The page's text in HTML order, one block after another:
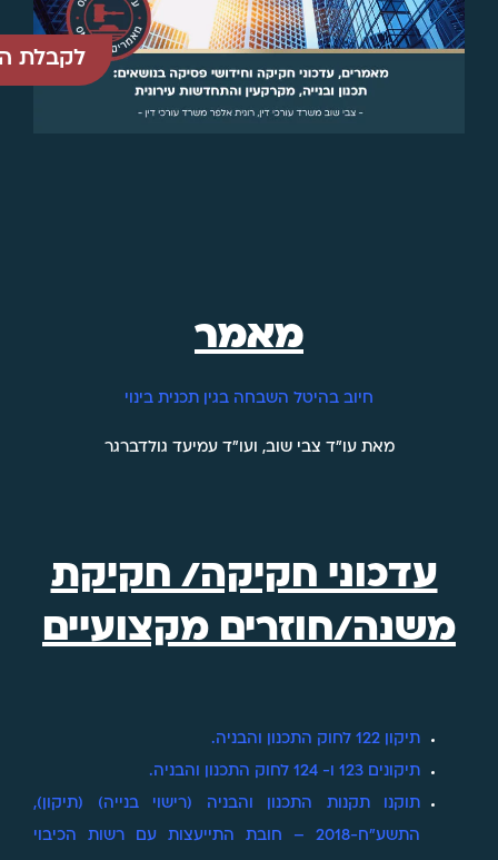
מאמר
חיוב בהיטל השבחה בגין תכנית בינוי
מאת עו"ד צבי שוב, ועו"ד עמיעד גולדברגר
עדכוני חקיקה/ חקיקת
משנה/חוזרים מקצועיים
תיקון 122 לחוק התכנון והבניה.
תיקונים 123 ו- 124 לחוק התכנון והבניה.
תוקנו תקנות התכנון והבניה (רישוי בנייה) (תיקון),
התשע"ח-2018 – חובת התייעצות עם רשות הכיבוי
לקבלת